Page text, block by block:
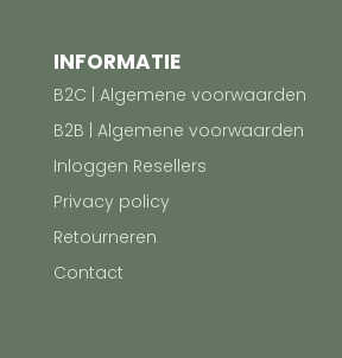
INFORMATIE
B2C | Algemene voorwaarden
B2B | Algemene voorwaarden
Inloggen Resellers
Privacy policy
Retourneren
Contact